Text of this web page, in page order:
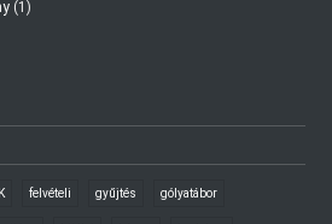
(1)
felvételi gyűjtés gólyatábor